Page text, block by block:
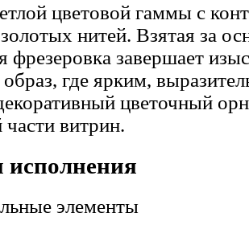
цветовой гаммы с
нитей. Взятая за
фрезеровка завершает
где ярким,
цветочный
части витрин.
элементы